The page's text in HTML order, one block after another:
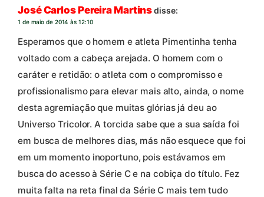
José Carlos Pereira Martinsdisse:
1 de maio de 2014 às 12:10
Esperamos que o homem e atleta Pimentinha tenha
voltado com a cabeça arejada. O homem com o
caráter e retidão: o atleta com o compromisso e
profissionalismo para elevar mais alto, ainda, o nome
desta agremiação que muitas glórias já deu ao
Universo Tricolor. A torcida sabe que a sua saída foi
em busca de melhores dias, más não esquece que foi
em um momento inoportuno, pois estávamos em
busca do acesso à Série C e na cobiça do título. Fez
muita falta na reta final da Série C mais tem tudo